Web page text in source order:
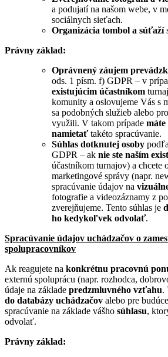
a podujatí na našom webe, v
sociálnych sieťach.
Organizácia tombol a súťaží
Právny základ:
Oprávnený záujem
ods. 1 písm. f) GDPR – v
existujúcim účastníkom
komunity a oslovujeme Vás s
sa podobných služieb alebo
využili. V takom prípade
namietaťtakéto spracúvanie.
Súhlas dotknutej osoby
GDPR – ak nie ste naším
účastníkom turnajov) a chcete
marketingové správy (napr.
spracúvanie údajov na
fotografie a videozáznamy z
zverejňujeme. Tento súhlas je
ho kedykoľvek odvolať.
Spracúvanie údajov uchádzačov o
spolupracovníkov
Ak reagujete na konkrétnu pracovnú
externú spoluprácu (napr. rozhodca,
údaje na základe predzmluvného vzťahu.
do databázy uchádzačov alebo pre
spracúvanie na základe vášho súhlasu,
odvolať.
Právny základ: